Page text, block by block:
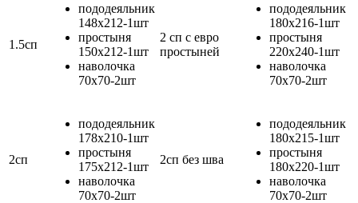
1.5сп
пододеяльник
148х212-1шт
простыня
150х212-1шт
наволочка
70х70-2шт
2 сп с евро
простыней
пододеяльник
180х216-1шт
простыня
220х240-1шт
наволочка
70х70-2шт
2сп
пододеяльник
178х210-1шт
простыня
175х212-1шт
наволочка
70х70-2шт
2сп без шва
пододеяльник
180х215-1шт
простыня
180х220-1шт
наволочка
70х70-2шт